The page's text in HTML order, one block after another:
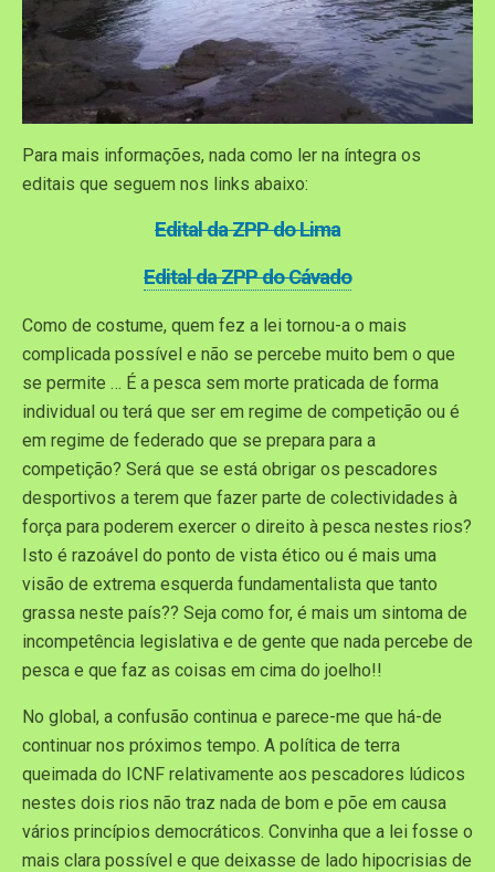
Para mais informações, nada como ler na íntegra os
editais que seguem nos links abaixo:
Edital da ZPP do Lima
Edital da ZPP do Cávado
Como de costume, quem fez a lei tornou-a o mais
complicada possível e não se percebe muito bem o que
se permite … É a pesca sem morte praticada de forma
individual ou terá que ser em regime de competição ou é
em regime de federado que se prepara para a
competição? Será que se está obrigar os pescadores
desportivos a terem que fazer parte de colectividades à
força para poderem exercer o direito à pesca nestes rios?
Isto é razoável do ponto de vista ético ou é mais uma
visão de extrema esquerda fundamentalista que tanto
grassa neste país?? Seja como for, é mais um sintoma de
incompetência legislativa e de gente que nada percebe de
pesca e que faz as coisas em cima do joelho!!
No global, a confusão continua e parece-me que há-de
continuar nos próximos tempo. A política de terra
queimada do ICNF relativamente aos pescadores lúdicos
nestes dois rios não traz nada de bom e põe em causa
vários princípios democráticos. Convinha que a lei fosse o
mais clara possível e que deixasse de lado hipocrisias de